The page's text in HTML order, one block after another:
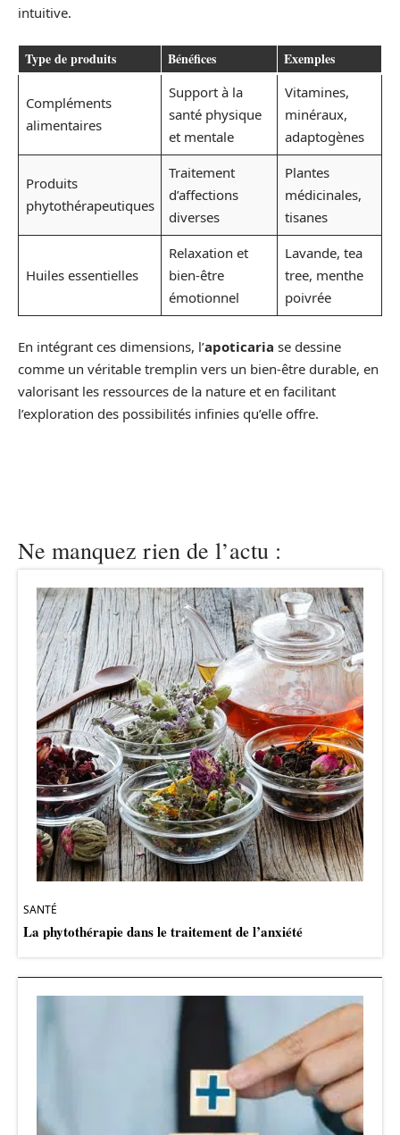
intuitive.
Type de produits Bénéfices Exemples
Compléments
alimentaires
Support à la
santé physique
et mentale
Vitamines,
minéraux,
adaptogènes
Produits
phytothérapeutiques
Traitement
d’affections
diverses
Plantes
médicinales,
tisanes
Huiles essentielles
Relaxation et
bien-être
émotionnel
Lavande, tea
tree, menthe
poivrée
En intégrant ces dimensions, l’apoticaria se dessine
comme un véritable tremplin vers un bien-être durable, en
valorisant les ressources de la nature et en facilitant
l’exploration des possibilités infinies qu’elle offre.
Ne manquez rien de l’actu :
SANTÉ
La phytothérapie dans le traitement de l’anxiété